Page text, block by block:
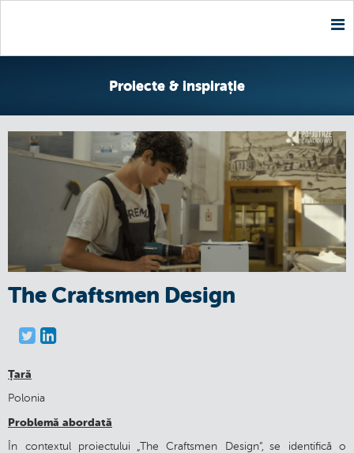
Proiecte & inspirație
The Craftsmen Design
Țară
Polonia
Problemă abordată
În contextul proiectului „The Craftsmen Design”, se identifică o